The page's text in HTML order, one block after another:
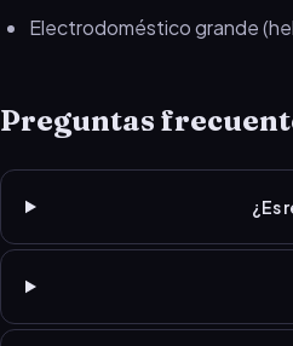
Electrodoméstico grande
Preguntas
¿Es